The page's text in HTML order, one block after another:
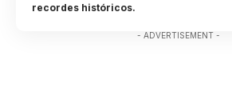
recordes históricos.
- ADVERTISEMENT -